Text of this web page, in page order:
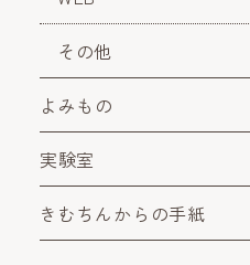
その他
よみもの
実験室
きむちんからの手紙